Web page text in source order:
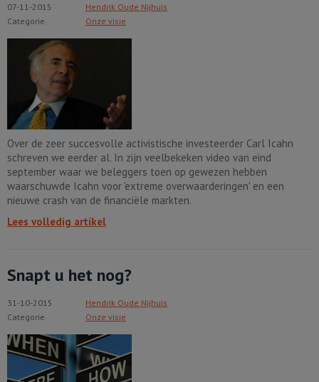
07-11-2015
Hendrik Oude Nijhuis
Categorie
Onze visie
Over de zeer succesvolle activistische investeerder Carl Icahn
schreven we eerder al. In zijn veelbekeken video van eind
september waar we beleggers toen op gewezen hebben
waarschuwde Icahn voor 'extreme overwaarderingen' en een
nieuwe crash van de financiële markten.
Lees volledig artikel
Snapt u het nog?
31-10-2015
Hendrik Oude Nijhuis
Categorie
Onze visie